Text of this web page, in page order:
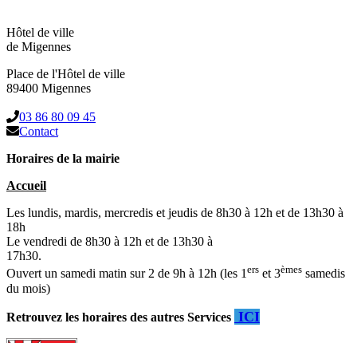
Hôtel de ville
de Migennes
Place de l'Hôtel de ville
89400 Migennes
03 86 80 09 45
Contact
Horaires de la mairie
Accueil
Les lundis, mardis, mercredis et jeudis de 8h30 à 12h et de 13h30 à
18h
Le vendredi de 8h30 à 12h et de 13h30 à
17h30.
Ouvert un samedi matin sur 2 de 9h à 12h (les 1ers et 3èmes samedis
du mois)
Retrouvez les horaires des autres Services ICI